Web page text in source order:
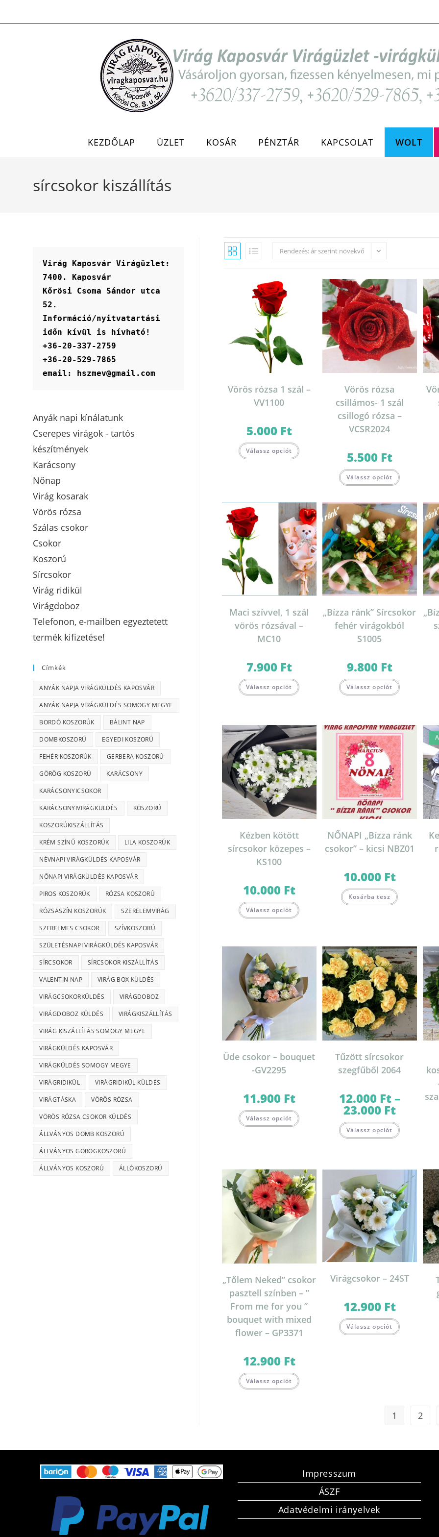
KEZDŐLAP ÜZLET KOSÁR PÉNZTÁR KAPCSOLAT WOLT
sírcsokor kiszállítás
Rendezés: ár szerint növekvő
Vörös rózsa 1 szál –
VV1100
5.000 Ft
Válassz opciót
Vörös rózsa
csillámos- 1 szál
csillogó rózsa –
VCSR2024
5.500 Ft
Válassz opciót
Maci szívvel, 1 szál
vörös rózsával –
MC10
7.900 Ft
Válassz opciót
„Bízza ránk” Sírcsokor
fehér virágokból
S1005
9.800 Ft
Válassz opciót
Kézben kötött
sírcsokor közepes –
KS100
10.000 Ft
Válassz opciót
NŐNAPI „Bízza ránk
csokor” – kicsi NBZ01
10.000 Ft
Kosárba tesz
Üde csokor – bouquet
-GV2295
11.900 Ft
Válassz opciót
Tűzött sírcsokor
szegfűből 2064
12.000 Ft–
23.000 FtÁrtartomány:
12.000 Ft
-
23.000 Ft
Válassz opciót a
változatok
ki
„Tőlem Neked” csokor
pasztell színben – ”
From me for you ”
bouquet with mixed
flower – GP3371
12.900 Ft
Válassz opciót
Virágcsokor – 24ST
12.900 Ft
Válassz opciót
1 2
Virág Kaposvár Virágüzlet:
7400. Kaposvár
Kőrösi Csoma Sándor utca
52.
Információ/nyitvatartási
időn kívül is hívható!
+36-20-337-2759
+36-20-529-7865
email: hszmev@gmail.com
Anyák napi kínálatunk
Cserepes virágok - tartós
készítmények
Karácsony
Nőnap
Virág kosarak
Vörös rózsa
Szálas csokor
Csokor
Koszorú
Sírcsokor
Virág ridikül
Virágdoboz
Telefonon, e-mailben egyeztetett
termék kifizetése!
Címkék
ANYÁK NAPJA VIRÁGKÜLDÉS KAPOSVÁR
ANYÁK NAPJA VIRÁGKÜLDÉS SOMOGY MEGYE
BORDÓ KOSZORÚK BÁLINT NAP
DOMBKOSZORÚ EGYEDI KOSZORÚ
FEHÉR KOSZORÚK GERBERA KOSZORÚ
GÖRÖG KOSZORÚ KARÁCSONY
KARÁCSONYICSOKOR
KARÁCSONYIVIRÁGKÜLDÉS KOSZORÚ
KOSZORÚKISZÁLLÍTÁS
KRÉM SZÍNŰ KOSZORÚK LILA KOSZORÚK
NÉVNAPI VIRÁGKÜLDÉS KAPOSVÁR
NŐNAPI VIRÁGKÜLDÉS KAPOSVÁR
PIROS KOSZORÚK RÓZSA KOSZORÚ
RÓZSASZÍN KOSZORÚK SZERELEMVIRÁG
SZERELMES CSOKOR SZÍVKOSZORÚ
SZÜLETÉSNAPI VIRÁGKÜLDÉS KAPOSVÁR
SÍRCSOKOR SÍRCSOKOR KISZÁLLÍTÁS
VALENTIN NAP VIRÁG BOX KÜLDÉS
VIRÁGCSOKORKÜLDÉS VIRÁGDOBOZ
VIRÁGDOBOZ KÜLDÉS VIRÁGKISZÁLLÍTÁS
VIRÁG KISZÁLLÍTÁS SOMOGY MEGYE
VIRÁGKÜLDÉS KAPOSVÁR
VIRÁGKÜLDÉS SOMOGY MEGYE
VIRÁGRIDIKÜL VIRÁGRIDIKÜL KÜLDÉS
VIRÁGTÁSKA VÖRÖS RÓZSA
VÖRÖS RÓZSA CSOKOR KÜLDÉS
ÁLLVÁNYOS DOMB KOSZORÚ
ÁLLVÁNYOS GÖRÖGKOSZORÚ
ÁLLVÁNYOS KOSZORÚ ÁLLÓKOSZORÚ
Impresszum
ÁSZF
Adatvédelmi irányelvek